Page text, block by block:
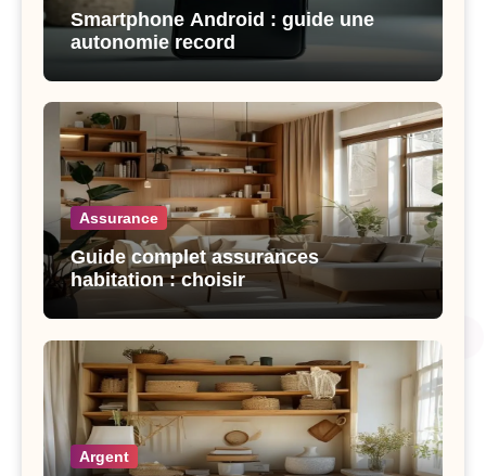
Smartphone Android : guide une
autonomie record
Assurance
Guide complet assurances
habitation : choisir
Argent